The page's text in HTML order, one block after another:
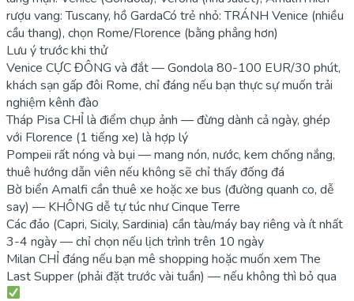
rượu vang: Tuscany, hồ GardaCó trẻ nhỏ: TRÁNH Venice (nhiều
cầu thang), chọn Rome/Florence (bằng phẳng hơn)
Lưu ý trước khi thử
Venice CỰC ĐÔNG và đắt — Gondola 80-100 EUR/30 phút,
khách sạn gấp đôi Rome, chỉ đáng nếu bạn thực sự muốn trải
nghiệm kênh đào
Tháp Pisa CHỈ là điểm chụp ảnh — đừng dành cả ngày, ghép
với Florence (1 tiếng xe) là hợp lý
Pompeii rất nóng và bụi — mang nón, nước, kem chống nắng,
thuê hướng dẫn viên nếu không sẽ chỉ thấy đống đá
Bờ biển Amalfi cần thuê xe hoặc xe bus (đường quanh co, dễ
say) — KHÔNG dễ tự túc như Cinque Terre
Các đảo (Capri, Sicily, Sardinia) cần tàu/máy bay riêng và ít nhất
3-4 ngày — chỉ chọn nếu lịch trình trên 10 ngày
Milan CHỈ đáng nếu bạn mê shopping hoặc muốn xem The
Last Supper (phải đặt trước vài tuần) — nếu không thì bỏ qua